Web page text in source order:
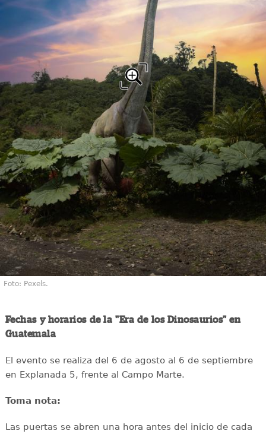
Foto: Pexels.
Fechas y horarios de la "Era de los Dinosaurios" en
Guatemala
El evento se realiza del 6 de agosto al 6 de septiembre
en Explanada 5, frente al Campo Marte.
Toma nota:
Las puertas se abren una hora antes del inicio de cada